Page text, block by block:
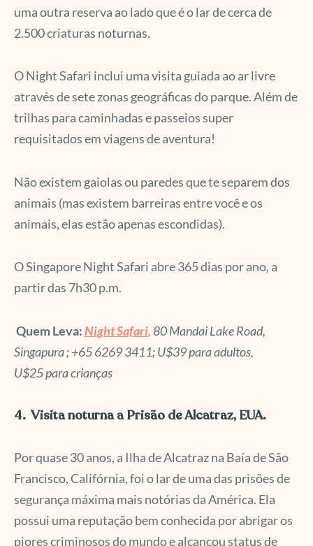
uma outra reserva ao lado que é o lar de cerca de
2.500 criaturas noturnas.
O Night Safari inclui uma visita guiada ao ar livre
através de sete zonas geográficas do parque. Além de
trilhas para caminhadas e passeios super
requisitados em viagens de aventura!
Não existem gaiolas ou paredes que te separem dos
animais (mas existem barreiras entre você e os
animais, elas estão apenas escondidas).
O Singapore Night Safari abre 365 dias por ano, a
partir das 7h30 p.m.
Quem Leva:Night Safari,80 Mandai Lake Road,
Singapura ; +65 6269 3411; U$39 para adultos,
U$25 para crianças
4. Visita noturna a Prisão de Alcatraz, EUA.
Por quase 30 anos, a Ilha de Alcatraz na Baía de São
Francisco, Califórnia, foi o lar de uma das prisões de
segurança máxima mais notórias da América. Ela
possui uma reputação bem conhecida por abrigar os
piores criminosos do mundo e alcançou status de